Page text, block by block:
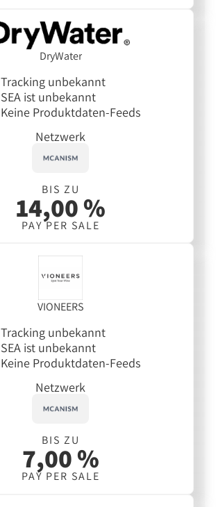
DryWater
Tracking unbekannt
SEA ist unbekannt
Keine Produktdaten-Feeds
Netzwerk
BIS ZU
14,00 %
PAY PER SALE
VIONEERS
Tracking unbekannt
SEA ist unbekannt
Keine Produktdaten-Feeds
Netzwerk
BIS ZU
7,00 %
PAY PER SALE